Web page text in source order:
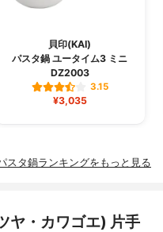
貝印(KAI)
パスタ鍋 ユータイム3 ミニ
DZ2003
3.15
¥3,035
スタ鍋ランキングをもっと見る
ヤ・カワゴエ) 片手